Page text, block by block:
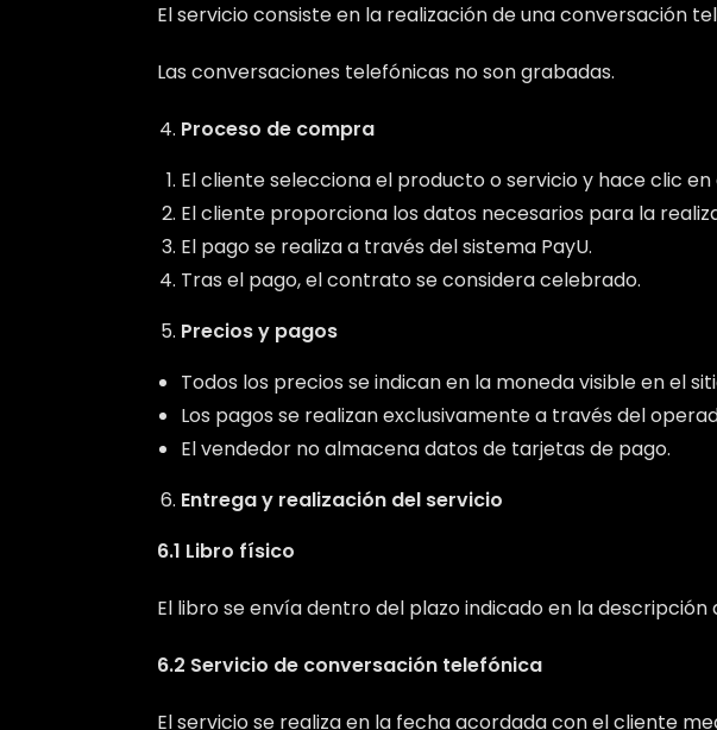
El servicio consiste en la realización de una conversación
Las conversaciones telefónicas no son grabadas.
Proceso de compra
El cliente selecciona el producto o servicio y hace clic
El cliente proporciona los datos necesarios para la
El pago se realiza a través del sistema PayU.
Tras el pago, el contrato se considera celebrado.
Precios y pagos
Todos los precios se indican en la moneda visible en el
Los pagos se realizan exclusivamente a través del
El vendedor no almacena datos de tarjetas de pago.
Entrega y realización del servicio
6.1 Libro físico
El libro se envía dentro del plazo indicado en la descripción
6.2 Servicio de conversación telefónica
El servicio se realiza en la fecha acordada con el cliente